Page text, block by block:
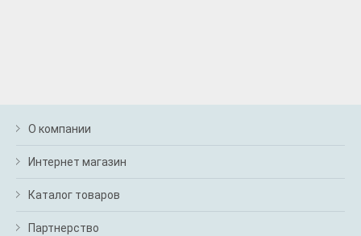
О компании
Интернет магазин
Каталог товаров
Партнерство